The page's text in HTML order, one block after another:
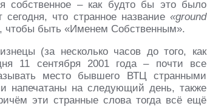
собственное – как будто бы это было
что странное название «ground
чтобы быть «Именем Собственным».
(за несколько часов до того, как
11 сентября 2001 года – почти все
место бывшего ВТЦ странными
напечатаны на следующий день, также
эти странные слова тогда всё ещё